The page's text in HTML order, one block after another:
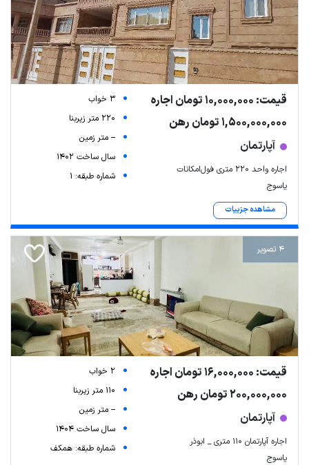
قیمت: 10,000,000 تومان اجاره
1,500,000,000 تومان رهن
آپارتمان
اجاره واحد ۲۲۰ متری فول‌امکانات
یاسوج
مشاهده جزییات
3 خواب
220 متر زیربنا
-- متر زمین
سال ساخت 1402
شماره طبقه: 1
4 تصویر
قیمت: 16,000,000 تومان اجاره
200,000,000 تومان رهن
آپارتمان
اجاره آپارتمان 110 متری _ ابوذر
یاسوج
2 خواب
110 متر زیربنا
-- متر زمین
سال ساخت 1404
شماره طبقه: همکف